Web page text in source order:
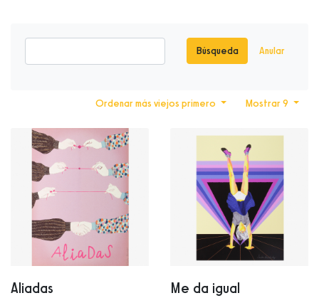
Búsqueda Anular
Mostrar 9
Ordenar más viejos primero
Aliadas Me da igual